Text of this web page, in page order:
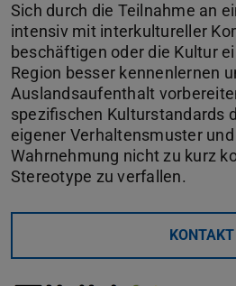
Sich durch die Teilnahme an
intensiv mit interkultureller
beschäftigen oder die Kultur
Region besser kennenlernen
Auslandsaufenthalt
spezifischen Kulturstandards
eigener Verhaltensmuster
Wahrnehmung nicht zu kurz
Stereotype zu verfallen.
KONTAKT